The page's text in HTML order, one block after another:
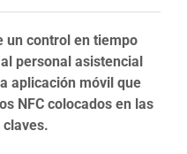
un control en tiempo
personal asistencial
aplicación móvil que
NFC colocados en las